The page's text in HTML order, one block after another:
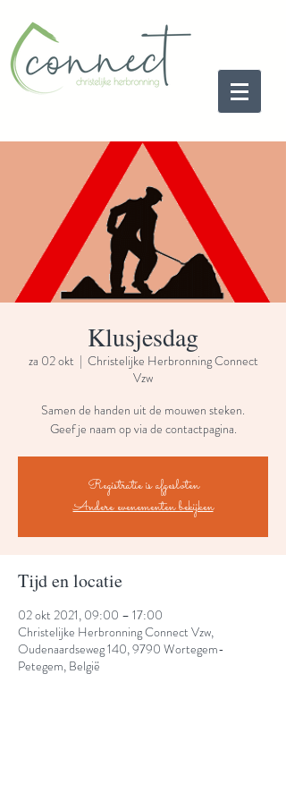
Klusjesdag
za 02 okt
  |
Christelijke Herbronning Connect
Vzw
Samen de handen uit de mouwen steken.
Geef je naam op via de contactpagina.
Registratie is afgesloten
Andere evenementen bekijken
Tijd en locatie
02 okt 2021, 09:00 – 17:00
Christelijke Herbronning Connect Vzw,
Oudenaardseweg 140, 9790 Wortegem-
Petegem, België